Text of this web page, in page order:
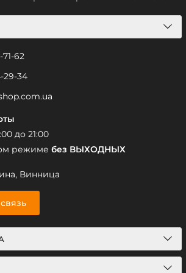
62
29-34
до 21:00
режиме без ВЫХОДНЫХ
Винница